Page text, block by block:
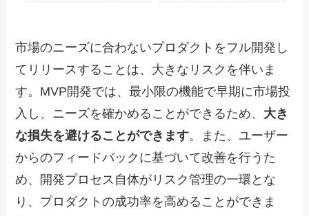
市場のニーズに合わないプロダクトをフル開発し
てリリースすることは、大きなリスクを伴いま
す。MVP開発では、最小限の機能で早期に市場投
入し、ニーズを確かめることができるため、 大き
な損失を避けることができます。また、ユーザー
からのフィードバックに基づいて改善を行うた
め、開発プロセス自体がリスク管理の一環とな
り、プロダクトの成功率を高めることができま